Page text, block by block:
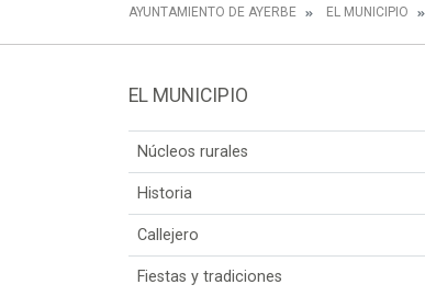
AYUNTAMIENTO DE AYERBE EL MUNICIPIO
EL MUNICIPIO
Núcleos rurales
Historia
Callejero
Fiestas y tradiciones